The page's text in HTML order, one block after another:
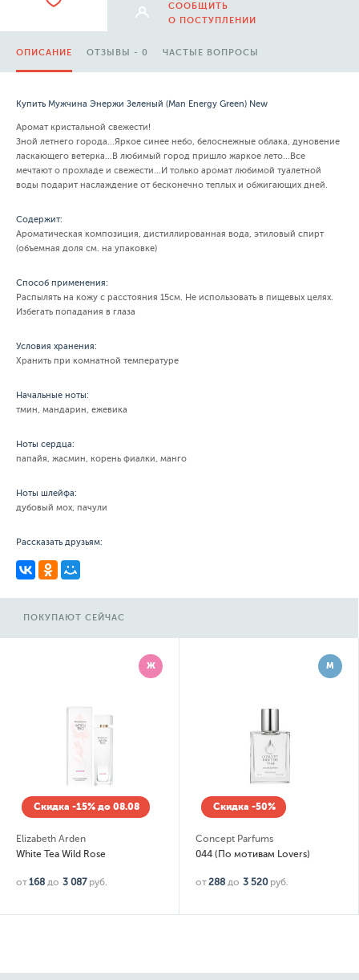
СООБЩИТЬ
О ПОСТУПЛЕНИИ
ОПИСАНИЕ ОТЗЫВЫ - 0 ЧАСТЫЕ ВОПРОСЫ
Купить Мужчина Энержи Зеленый (Man Energy Green) New
Аромат кристальной свежести!
Зной летнего города...Яркое синее небо, белоснежные облака, дуновение
ласкающего ветерка...В любимый город пришло жаркое лето...Все
мечтают о прохладе и свежести...И только аромат любимой туалетной
воды подарит наслаждение от бесконечно теплых и обжигающих дней.
Содержит:
Ароматическая композиция, дистиллированная вода, этиловый спирт
(объемная доля см. на упаковке)
Способ применения:
Распылять на кожу с расстояния 15см. Не использовать в пищевых целях.
Избегать попадания в глаза
Условия хранения:
Хранить при комнатной температуре
Начальные ноты:
тмин, мандарин, ежевика
Ноты сердца:
папайя, жасмин, корень фиалки, манго
Ноты шлейфа:
дубовый мох, пачули
Рассказать друзьям:
ПОКУПАЮТ СЕЙЧАС
Ж
Скидка -15% до 08.08
Elizabeth Arden
White Tea Wild Rose
от168 до 3 087 руб.
М
Скидка -50%
Concept Parfums
044 (По мотивам Lovers)
от288 до 3 520 руб.